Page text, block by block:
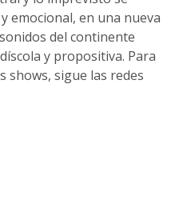
emocional, en una nueva
del continente
y propositiva. Para
shows, sigue las redes